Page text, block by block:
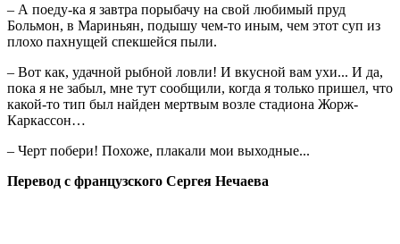
– А поеду-ка я завтра порыбачу на свой любимый пруд
Больмон, в Мариньян, подышу чем-то иным, чем этот суп из
плохо пахнущей спекшейся пыли.
– Вот как, удачной рыбной ловли! И вкусной вам ухи... И да,
пока я не забыл, мне тут сообщили, когда я только пришел, что
какой-то тип был найден мертвым возле стадиона Жорж-
Каркассон…
– Черт побери! Похоже, плакали мои выходные...
Перевод с французского Сергея Нечаева